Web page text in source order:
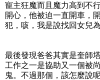
寵主狂魔而且魔力高到不
開心，他被迫一直開車，
犯，咳，我是說找回女兒為
最後發現爸爸其實是奎師
工作之一是協助又一個被
鬼。不過那個，該怎麼說